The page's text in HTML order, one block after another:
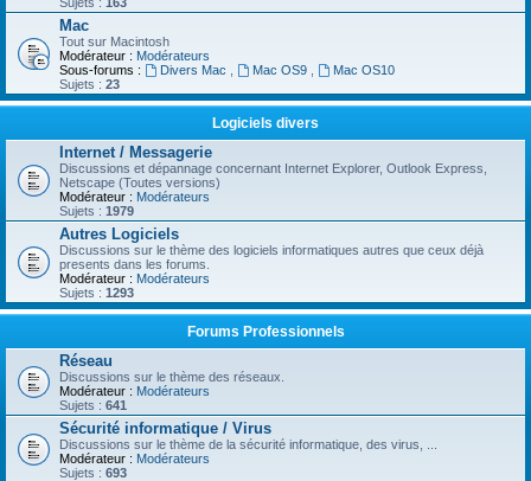
Mac
Tout sur Macintosh
Modérateur : Modérateurs
Sous-forums :
Divers Mac Mac OS9
Mac OS10
Sujets : 23
Logiciels divers
Internet / Messagerie
Discussions et dépannage concernant Internet Explorer, Outlook Express,
Netscape (Toutes versions)
Modérateur : Modérateurs
Sujets : 1979
Autres Logiciels
Discussions sur le thème des logiciels informatiques autres que ceux déjà
presents dans les forums.
Modérateur : Modérateurs
Sujets : 1293
Forums Professionnels
Réseau
Discussions sur le thème des réseaux.
Modérateur : Modérateurs
Sujets : 641
Sécurité informatique / Virus
Discussions sur le thème de la sécurité informatique, des virus, ...
Modérateur : Modérateurs
Sujets : 693